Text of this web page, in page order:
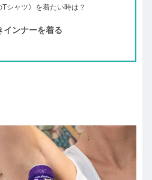
シャツ》を着たい時は？
インナーを着る